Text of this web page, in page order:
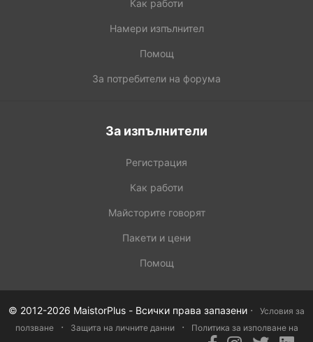
Как работи
Намери изпълнител
Помощ
За потребители на форума
За изпълнители
Регистрация
Как работи
Майсторите говорят
Пакети и цени
Помощ
© 2012-2026 MaistorPlus - Всички права запазени ·
Условия за
ползване
· Защита на личните данни ·
Политика за изполване на